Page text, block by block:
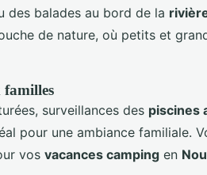
des balades au bord de la
de nature, où petits et
familles
surveillances des piscines
pour une ambiance familiale.
vos vacances camping en